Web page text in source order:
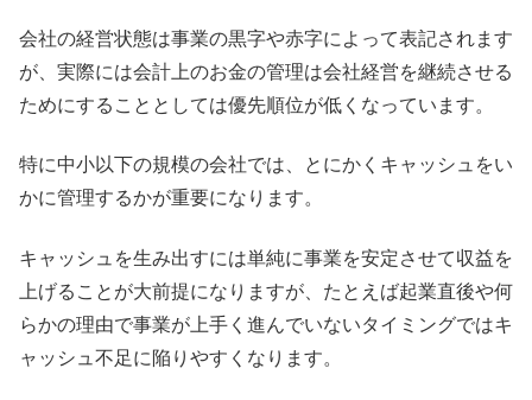
会社の経営状態は事業の黒字や赤字によって表記されます
が、実際には会計上のお金の管理は会社経営を継続させる
ためにすることとしては優先順位が低くなっています。
特に中小以下の規模の会社では、とにかくキャッシュをい
かに管理するかが重要になります。
キャッシュを生み出すには単純に事業を安定させて収益を
上げることが大前提になりますが、たとえば起業直後や何
らかの理由で事業が上手く進んでいないタイミングではキ
ャッシュ不足に陥りやすくなります。